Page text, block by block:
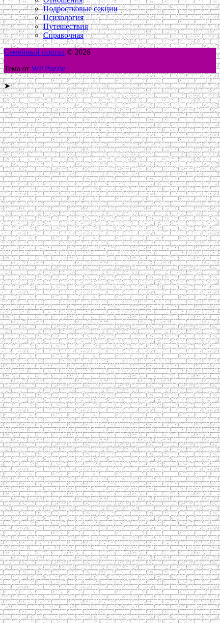
Подростковые секции
Психология
Путешествия
Справочная
Семейный портал © 2026
Тема от WP Puzzle
➤